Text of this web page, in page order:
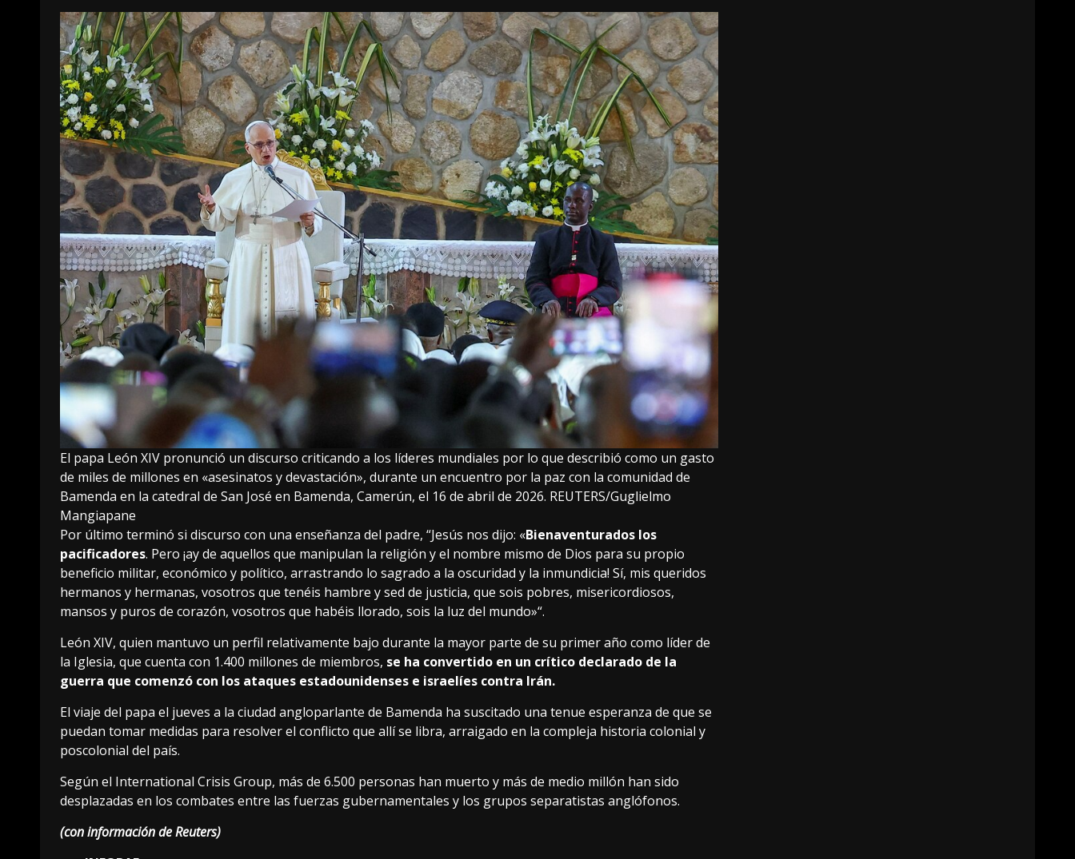
El papa León XIV pronunció un discurso criticando a los líderes mundiales por lo que describió como un gasto
de miles de millones en «asesinatos y devastación», durante un encuentro por la paz con la comunidad de
Bamenda en la catedral de San José en Bamenda, Camerún, el 16 de abril de 2026. REUTERS/Guglielmo
Mangiapane
Por último terminó si discurso con una enseñanza del padre, “Jesús nos dijo: «Bienaventurados los
pacificadores. Pero ¡ay de aquellos que manipulan la religión y el nombre mismo de Dios para su propio
beneficio militar, económico y político, arrastrando lo sagrado a la oscuridad y la inmundicia! Sí, mis queridos
hermanos y hermanas, vosotros que tenéis hambre y sed de justicia, que sois pobres, misericordiosos,
mansos y puros de corazón, vosotros que habéis llorado, sois la luz del mundo»“.
León XIV, quien mantuvo un perfil relativamente bajo durante la mayor parte de su primer año como líder de
la Iglesia, que cuenta con 1.400 millones de miembros, se ha convertido en un crítico declarado de la
guerra que comenzó con los ataques estadounidenses e israelíes contra Irán.
El viaje del papa el jueves a la ciudad angloparlante de Bamenda ha suscitado una tenue esperanza de que se
puedan tomar medidas para resolver el conflicto que allí se libra, arraigado en la compleja historia colonial y
poscolonial del país.
Según el International Crisis Group, más de 6.500 personas han muerto y más de medio millón han sido
desplazadas en los combates entre las fuerzas gubernamentales y los grupos separatistas anglófonos.
(con información de Reuters)